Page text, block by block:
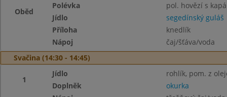
Oběd
Polévka
pol. hovězí s
Jídlo
segedínský guláš
Příloha
knedlík
Nápoj
čaj/šťáva/voda
Svačina (14:30 - 14:45)
1
Jídlo
rohlík, pom. z
Doplněk
okurka